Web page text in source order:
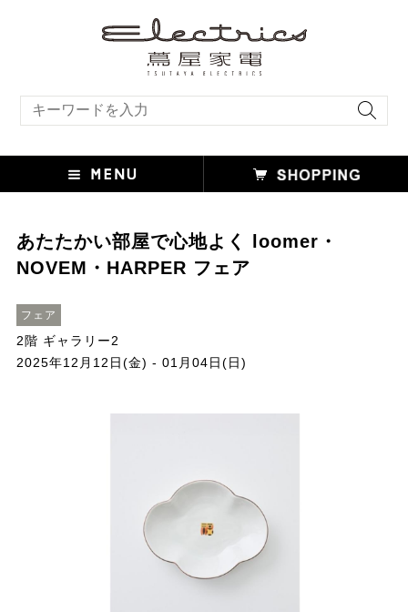
あたたかい部屋で心地よく loomer・
NOVEM・HARPER フェア
フェア
2階 ギャラリー2
2025年12月12日(金) - 01月04日(日)